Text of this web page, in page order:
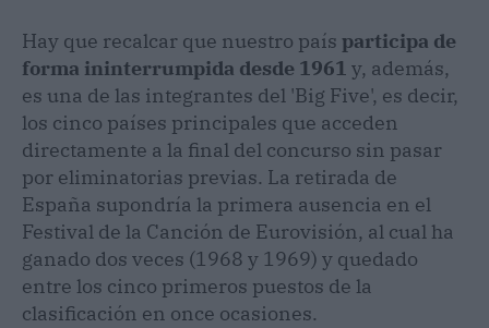
Hay que recalcar que nuestro país participa de
forma ininterrumpida desde 1961 y, además,
es una de las integrantes del 'Big Five', es decir,
los cinco países principales que acceden
directamente a la final del concurso sin pasar
por eliminatorias previas. La retirada de
España supondría la primera ausencia en el
Festival de la Canción de Eurovisión, al cual ha
ganado dos veces (1968 y 1969) y quedado
entre los cinco primeros puestos de la
clasificación en once ocasiones.